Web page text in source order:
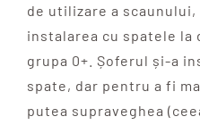
de utilizare a
instalarea cu spatele la
grupa 0+. Șoferul și-a
spate, dar pentru a fi
putea supraveghea